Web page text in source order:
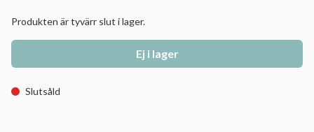
Produkten är tyvärr slut i lager.
Ej i lager
Slutsåld